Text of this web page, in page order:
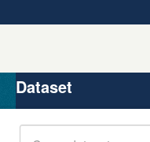
Organizzazioni
Gruppi
Dataset